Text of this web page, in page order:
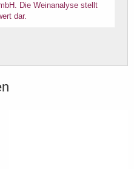
Die Weinanalyse stellt
dar.